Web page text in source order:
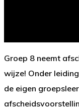
Groep 8 neemt
wijze! Onder
de eigen